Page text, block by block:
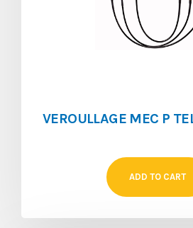
ADD TO CART